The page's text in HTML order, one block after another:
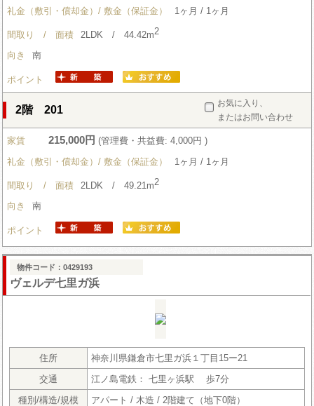
礼金（敷引・償却金）/ 敷金（保証金）
1ヶ月 / 1ヶ月
間取り / 面積 2LDK / 44.42m2
向き 南
ポイント
お気に入り、
またはお問い合わせ
2階 201
家賃 215,000円 (管理費・共益費: 4,000円 )
礼金（敷引・償却金）/ 敷金（保証金）
1ヶ月 / 1ヶ月
間取り / 面積 2LDK / 49.21m2
向き 南
ポイント
物件コード：0429193
ヴェルデ七里ガ浜
住所
神奈川県鎌倉市七里ガ浜１丁目15ー21
交通
江ノ島電鉄： 七里ヶ浜駅 歩7分
種別/構造/規模
アパート / 木造 / 2階建て（地下0階）